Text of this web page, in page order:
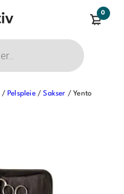
0
/Pelspleie/Sakser / Yento